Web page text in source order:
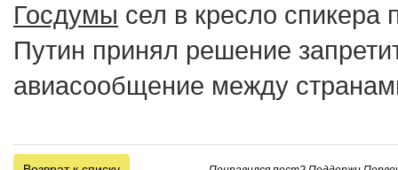
Госдумы сел в кресло спикера
Путин принял решение
авиасообщение между